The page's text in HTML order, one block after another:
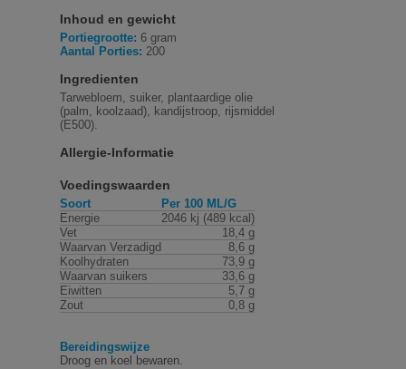
Inhoud en gewicht
Portiegrootte: 6 gram
Aantal Porties: 200
Ingredienten
Tarwebloem, suiker, plantaardige olie
(palm, koolzaad), kandijstroop, rijsmiddel
(E500).
Allergie-Informatie
Voedingswaarden
Soort
Per 100 ML/G
Energie
2046 kj (489 kcal)
Vet
18,4 g
Waarvan Verzadigd
8,6 g
Koolhydraten
73,9 g
Waarvan suikers
33,6 g
Eiwitten
5,7 g
Zout
0,8 g
Bereidingswijze
Droog en koel bewaren.